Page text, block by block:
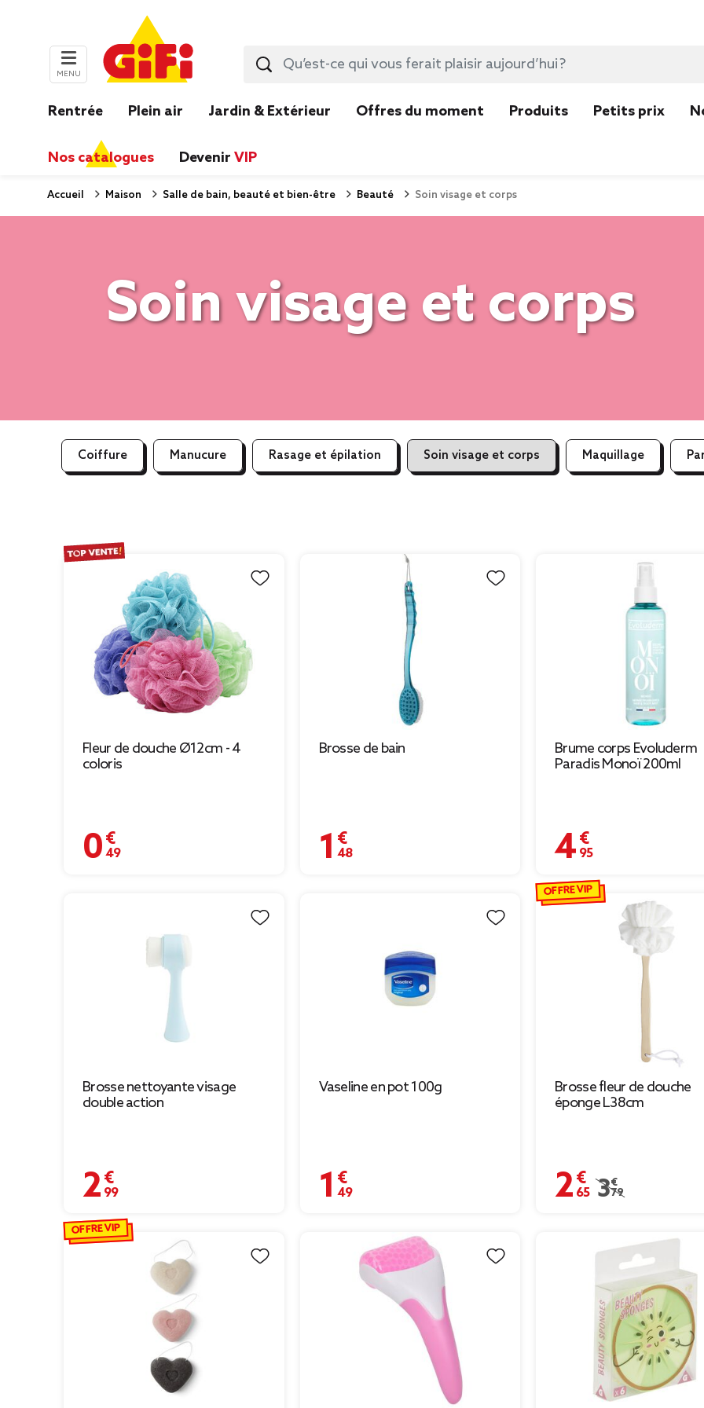
MENU
Rentrée Plein air Jardin & Extérieur Offres du moment Produits Petits prix
Nos catalogues Devenir VIP
Accueil Maison Salle de bain, beauté et bien-être Beauté Soin visage et corps
Soin visage et corps
Coiffure Manucure Rasage et épilation Soin visage et corps Maquillage
Fleur de douche Ø12cm - 4
coloris
0,49 €
Brosse de bain
1,48 €
Brume corps Evoluderm
Paradis Monoï 200ml
4,95 €
Brosse nettoyante visage
double action
2,99 €
Vaseline en pot 100g
1,49 €
Brosse fleur de douche
éponge L38cm
2,65 €
Prix remisé de
3,79 €
OFFRE VIP
OFFRE VIP